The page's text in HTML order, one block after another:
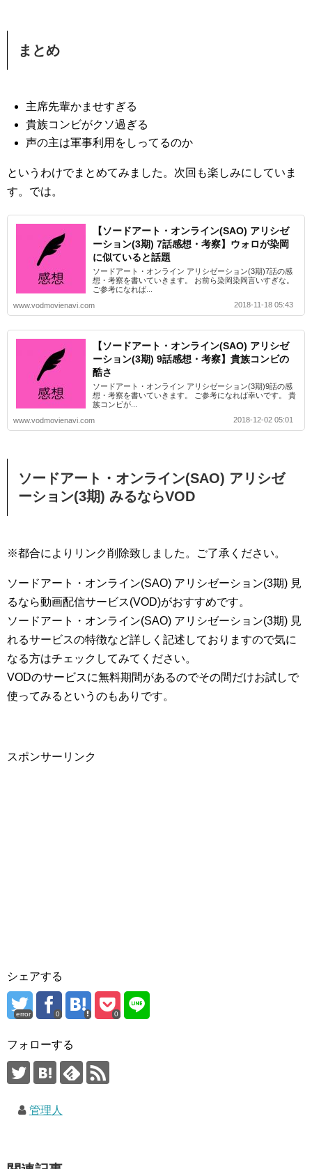
まとめ
主席先輩かませすぎる
貴族コンビがクソ過ぎる
声の主は軍事利用をしってるのか
というわけでまとめてみました。次回も楽しみにしていま
す。では。
【ソードアート・オンライン(SAO) アリシゼ
ーション(3期) 7話感想・考察】ウォロが染岡
に似ていると話題
ソードアート・オンライン アリシゼーション(3期)7話の感
想・考察を書いていきます。 お前ら染岡染岡言いすぎな。
ご参考になれば...
www.vodmovienavi.com
2018-11-18 05:43
【ソードアート・オンライン(SAO) アリシゼ
ーション(3期) 9話感想・考察】貴族コンビの
酷さ
ソードアート・オンライン アリシゼーション(3期)9話の感
想・考察を書いていきます。 ご参考になれば幸いです。 貴
族コンビが...
www.vodmovienavi.com
2018-12-02 05:01
ソードアート・オンライン(SAO) アリシゼ
ーション(3期) みるならVOD
※都合によりリンク削除致しました。ご了承ください。
ソードアート・オンライン(SAO) アリシゼーション(3期) 見
るなら動画配信サービス(VOD)がおすすめです。
ソードアート・オンライン(SAO) アリシゼーション(3期) 見
れるサービスの特徴など詳しく記述しておりますので気に
なる方はチェックしてみてください。
VODのサービスに無料期間があるのでその間だけお試しで
使ってみるというのもありです。
スポンサーリンク
シェアする
error 0 0
フォローする
管理人